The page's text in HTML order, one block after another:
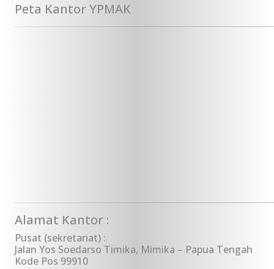
Peta Kantor YPMAK
Alamat Kantor :
Pusat (sekretariat) :
Jalan Yos Soedarso Timika, Mimika – Papua Tengah
Kode Pos 99910